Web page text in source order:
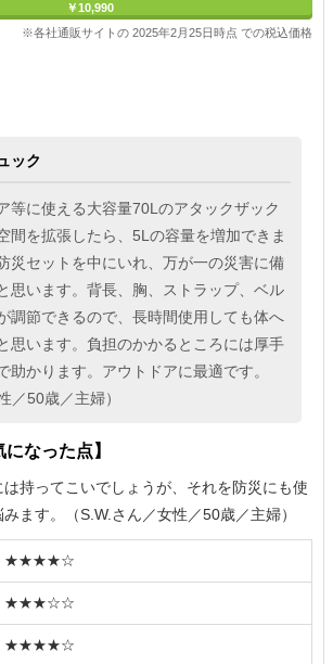
￥10,990
※各社通販サイトの 2025年2月25日時点 での税込価格
ック
等に使える大容量70Lのアタックザック
間を拡張したら、5Lの容量を増加できま
災セットを中にいれ、万が一の災害に備
思います。背長、胸、ストラップ、ベル
調節できるので、長時間使用しても体へ
思います。負担のかかるところには厚手
助かります。アウトドアに最適です。
／50歳／主婦）
になった点】
持ってこいでしょうが、それを防災にも使
ます。（S.W.さん／女性／50歳／主婦）
★★★★☆
★★★☆☆
★★★★☆